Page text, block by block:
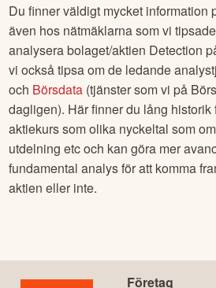
Du finner väldigt mycket information
även hos nätmäklarna som vi
analysera bolaget/aktien Detection
vi också tipsa om de ledande
och Börsdata (tjänster som vi på
dagligen). Här finner du lång historik
aktiekurs som olika nyckeltal som
utdelning etc och kan göra mer
fundamental analys för att komma
aktien eller inte.
Företag